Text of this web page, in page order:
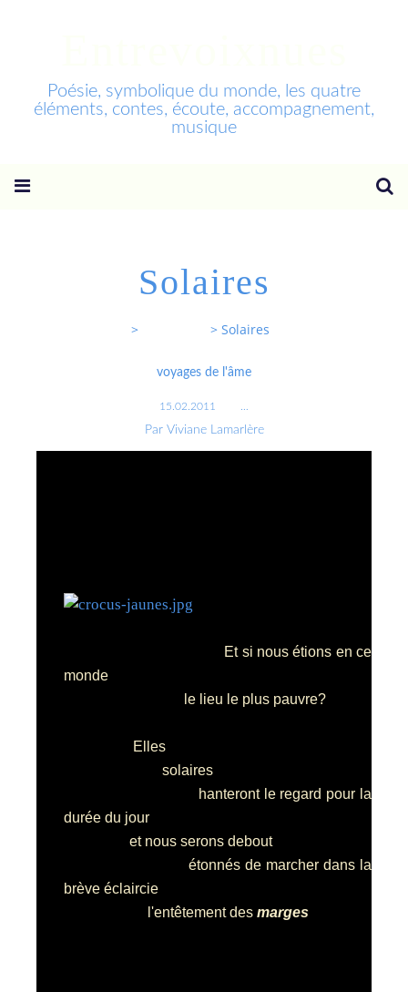
Poésie, symbolique du monde, les quatre
éléments, contes, écoute, accompagnement,
musique
Solaires
> > Solaires
voyages de l'âme
15.02.2011
Par Viviane Lamarlère
Et si nous étions en ce
monde
le lieu le plus pauvre?
Elles
solaires
hanteront le regard pour la
durée du jour
et nous serons debout
étonnés de marcher dans la
brève éclaircie
l'entêtement des marges